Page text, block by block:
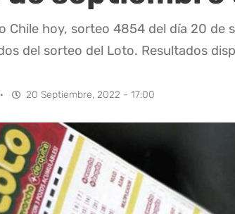
Chile hoy, sorteo 4854 del día 20 de
del sorteo del Loto. Resultados
· 20 Septiembre, 2022 - 17:00